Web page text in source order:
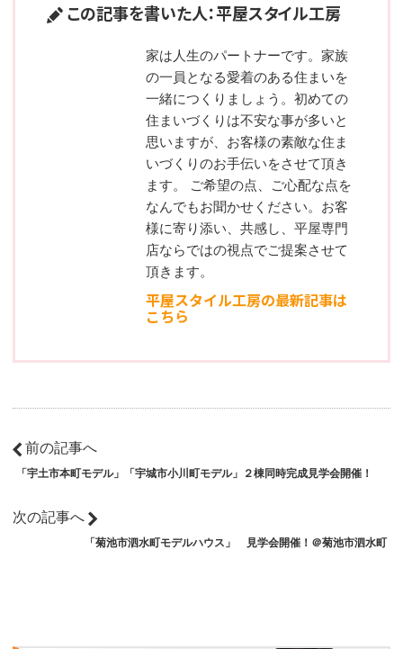
この記事を書いた人：平屋スタイル工房
家は人生のパートナーです。家族
の一員となる愛着のある住まいを
一緒につくりましょう。初めての
住まいづくりは不安な事が多いと
思いますが、お客様の素敵な住ま
いづくりのお手伝いをさせて頂き
ます。 ご希望の点、ご心配な点を
なんでもお聞かせください。お客
様に寄り添い、共感し、平屋専門
店ならではの視点でご提案させて
頂きます。
平屋スタイル工房の最新記事は
こちら
前の記事へ
「宇土市本町モデル」「宇城市小川町モデル」２棟同時完成見学会開催！
次の記事へ
「菊池市泗水町モデルハウス」 見学会開催！＠菊池市泗水町